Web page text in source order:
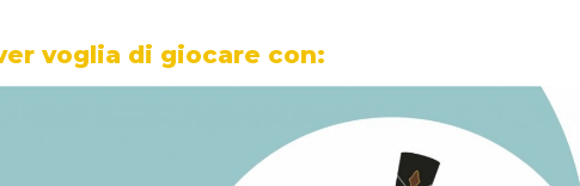
voglia di giocare con: